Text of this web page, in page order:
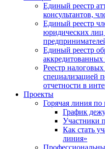
Единый реестр
консультантов,
Единый реестр
юридических
Единый реестр
Реестр налоговых
специализацией
отчетности в
Проекты
Горячая линия
График
Участники
Как стать
линия»